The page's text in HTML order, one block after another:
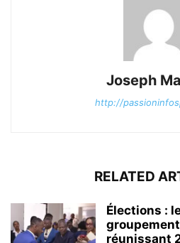
Joseph
http://
RELATED
Élections :
réunissant